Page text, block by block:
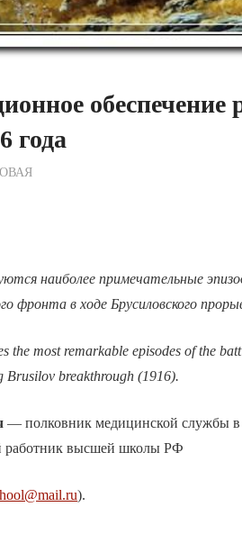
обеспечение
года
наиболее примечательные
фронта в ходе Брусиловского
the most remarkable episodes of the
Brusilov breakthrough (1916).
— полковник медицинской службы в
работник высшей школы РФ
).